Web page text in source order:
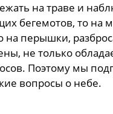
на траве и
бегемотов, то на
на перышки,
не только
Поэтому мы
вопросы о небе.